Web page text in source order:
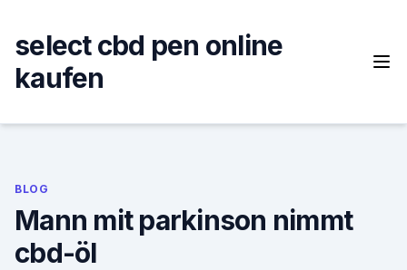
content
select cbd pen online
kaufen
BLOG
Mann mit parkinson nimmt
cbd-öl